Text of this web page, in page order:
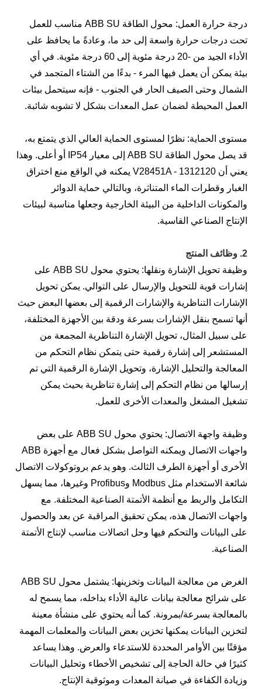
درجة حرارة العمل: محول الطاقة ABB SU مناسب للعمل
تحت درجات حرارة واسعة إلى حد ما، وعادةً ما يحافظ على
الأداء الجيد من -20 درجة مئوية إلى 60 درجة مئوية. في أي
بيئة يمكن أن يعمل فيها المرء - بدءًا من الشتاء المتجمد في
الشمال وحتى الصيف الحار في الجنوب - فإنه سيتحمل بيئات
العمل المحيطة لضمان عمل المعدات بشكل لا تشوبه شائبة.
مستوى الحماية: نظرًا لمستوى الحماية العالي الذي يتمتع به،
قد يصل محول الطاقة ABB SU إلى معيار IP54 أو أعلى. وهذا
يعني أن V28451A - 1312120 يمكنه في الواقع منع اختراق
الغبار وقطرات الماء المتناثرة، وبالتالي حماية الدوائر
والمكونات الداخلية من البيئة الخارجية وجعلها مناسبة لبيئات
الإنتاج الصناعي القاسية.
2. وظائف المنتج
وظيفة تحويل الإشارة ونقلها: يحتوي محول ABB SU على
إشارات قوية للتحويل والإرسال على التوالي. يمكن تحويل
الإشارات التناظرية والإشارات الرقمية إلى بعضها البعض حيث
أنها تسمح بنقل الإشارات بسرعة ودقة بين الأجهزة المختلفة،
على سبيل المثال، تحويل الإشارة التناظرية المجمعة من
المستشعر إلى إشارة رقمية حتى يتمكن نظام التحكم من
المعالجة والتحليل الإشارة، وتحويل الإشارة الرقمية التي تم
إرسالها من نظام التحكم إلى إشارة تناظرية بحيث يمكن
تشغيل المشغل والمعدات الأخرى للعمل.
وظيفة واجهة الاتصال: يحتوي محول ABB SU على بعض
واجهات الاتصال ويمكنه التواصل بشكل فعال مع أجهزة ABB
الأخرى أو أجهزة الطرف الثالث. وهو يدعم بروتوكولات الاتصال
شائعة الاستخدام مثل Modbus وProfibus وغيرها، مما يسهل
التكامل والربط مع أنظمة الأتمتة الصناعية المختلفة. مع
واجهات الاتصال هذه، يمكن تحقيق المراقبة عن بعد والحصول
على البيانات والتحكم فيها وحل اتصالات مناسب لإنتاج الأتمتة
الصناعية.
الغرض من معالجة البيانات وتخزينها: يشتمل محول ABB SU
على شرائح معالجة بيانات عالية الأداء بداخله، مما يسمح له
بالمعالجة بسرعة/بمرونة. كما أنه يحتوي على منشأة معينة
لتخزين البيانات يمكنها تخزين بعض البيانات والمعلمات المهمة
مؤقتًا بين الأوامر المحددة للاستدعاء والعرض. وهذا يساعد
كثيرًا في حالة الحاجة إلى تشخيص الأخطاء وتحليل البيانات
وزيادة الكفاءة في صيانة المعدات وموثوقية الإنتاج.